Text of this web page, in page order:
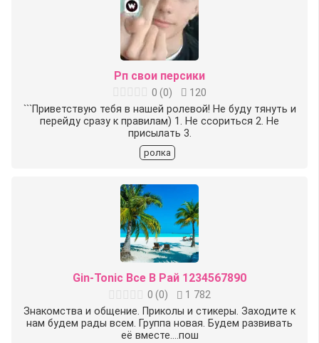
Рп свои персики
0 (0)
120
```Приветствую тебя в нашей ролевой! Не буду тянуть и
перейду сразу к правилам) 1. Не ссориться 2. Не
присылать 3.
ролка
Gin-Tonic Все В Рай 1234567890
0 (0)
1 782
Знакомства и общение. Приколы и стикеры. Заходите к
нам будем рады всем. Группа новая. Будем развивать
её вместе.…пош